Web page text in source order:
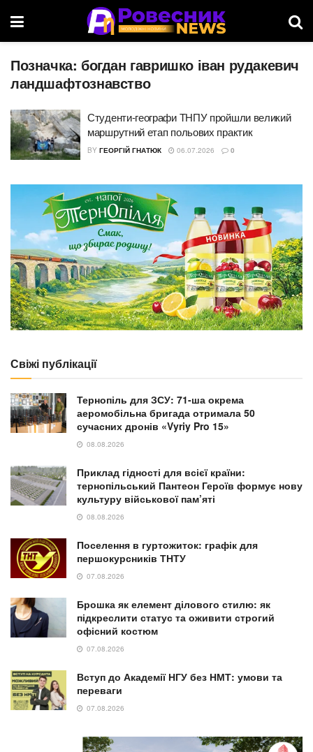
Позначка: богдан гавришко іван рудакевич
ландшафтознавство
Студенти-географи ТНПУ пройшли великий
маршрутний етап польових практик
BY ГЕОРГІЙ ГНАТЮК 06.07.2026 0
Свіжі публікації
Тернопіль для ЗСУ: 71-ша окрема
аеромобільна бригада отримала 50
сучасних дронів «Vyriy Pro 15»
08.08.2026
Приклад гідності для всієї країни:
тернопільський Пантеон Героїв формує нову
культуру військової пам’яті
08.08.2026
Поселення в гуртожиток: графік для
першокурсників ТНТУ
07.08.2026
Брошка як елемент ділового стилю: як
підкреслити статус та оживити строгий
офісний костюм
07.08.2026
Вступ до Академії НГУ без НМТ: умови та
переваги
07.08.2026